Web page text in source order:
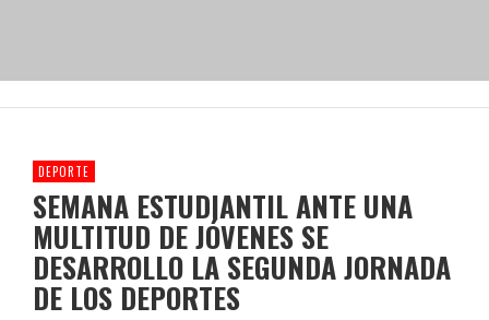
DEPORTE
SEMANA ESTUDIANTIL ANTE UNA
MULTITUD DE JÓVENES SE
DESARROLLO LA SEGUNDA JORNADA
DE LOS DEPORTES